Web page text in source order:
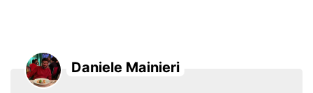
Daniele Mainieri